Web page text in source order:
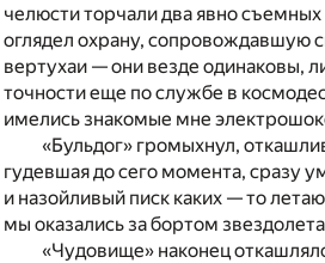
челюсти торчали два явно
оглядел охрану, сопровождавшую
вертухаи — они везде одинаковы,
точности еще по службе в
имелись знакомые мне
«Бульдог» громыхнул,
гудевшая до сего момента, сразу
и назойливый писк каких — то
мы оказались за бортом
«Чудовище» наконец